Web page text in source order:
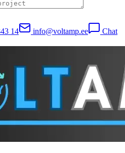
14 info@voltamp.ee
Chat